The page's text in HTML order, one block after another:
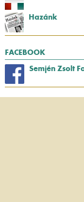
Hazánk
FACEBOOK
Semjén Zsolt